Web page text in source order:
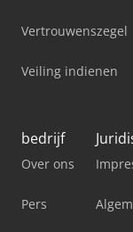
Vertrouwenszegel
Veiling indienen
bedrijf
Over ons
Pers